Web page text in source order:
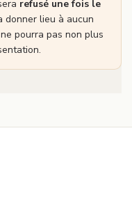
refusé une fois le
donner lieu à aucun
pourra pas non plus